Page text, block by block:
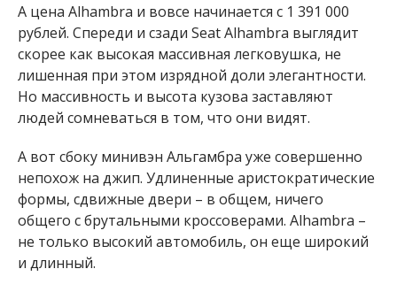
А цена Alhambra и вовсе начинается с 1 391 000
рублей. Спереди и сзади Seat Alhambra выглядит
скорее как высокая массивная легковушка, не
лишенная при этом изрядной доли элегантности.
Но массивность и высота кузова заставляют
людей сомневаться в том, что они видят.
А вот сбоку минивэн Альгамбра уже совершенно
непохож на джип. Удлиненные аристократические
формы, сдвижные двери – в общем, ничего
общего с брутальными кроссоверами. Alhambra –
не только высокий автомобиль, он еще широкий
и длинный.